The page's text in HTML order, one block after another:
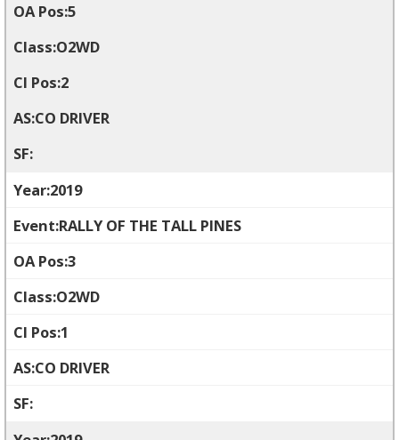
5
O2WD
2
CO DRIVER
2019
RALLY OF THE TALL PINES
3
O2WD
1
CO DRIVER